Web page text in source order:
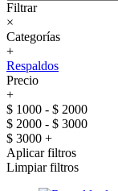
Filtrar
×
Categorías
+
Respaldos
Precio
+
$ 1000 - $ 2000
$ 2000 - $ 3000
$ 3000 +
Aplicar filtros
Limpiar filtros